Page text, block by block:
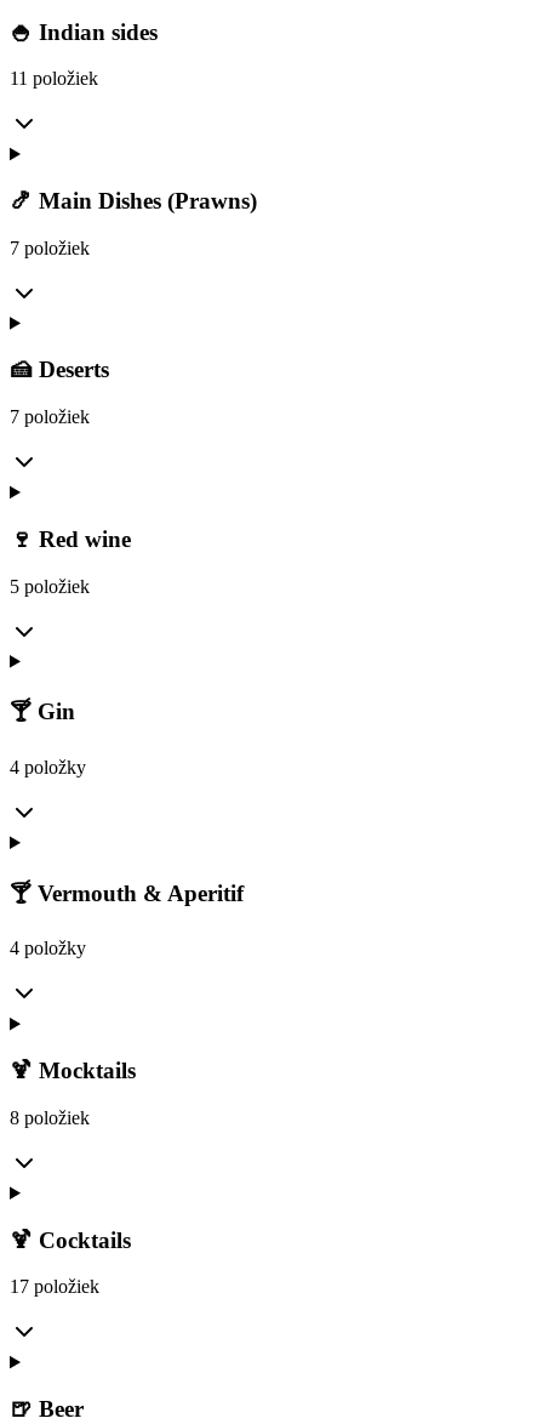
🍚 Indian sides
11 položiek
🍤 Main Dishes (Prawns)
7 položiek
🍰 Deserts
7 položiek
🍷 Red wine
5 položiek
🍸 Gin
4 položky
🍸 Vermouth & Aperitif
4 položky
🍹 Mocktails
8 položiek
🍹 Cocktails
17 položiek
🍺 Beer